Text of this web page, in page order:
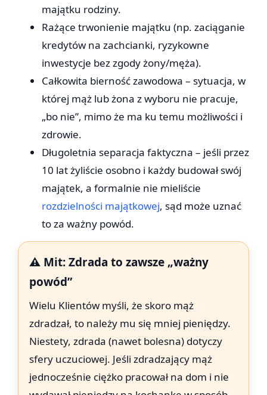
majątku rodziny.
Rażące trwonienie majątku (np. zaciąganie
kredytów na zachcianki, ryzykowne
inwestycje bez zgody żony/męża).
Całkowita bierność zawodowa – sytuacja, w
której mąż lub żona z wyboru nie pracuje,
„bo nie”, mimo że ma ku temu możliwości i
zdrowie.
Długoletnia separacja faktyczna – jeśli przez
10 lat żyliście osobno i każdy budował swój
majątek, a formalnie nie mieliście
rozdzielności majątkowej, sąd może uznać
to za ważny powód.
⚠️ Mit: Zdrada to zawsze „ważny
powód”
Wielu Klientów myśli, że skoro mąż
zdradzał, to należy mu się mniej pieniędzy.
Niestety, zdrada (nawet bolesna) dotyczy
sfery uczuciowej. Jeśli zdradzający mąż
jednocześnie ciężko pracował na dom i nie